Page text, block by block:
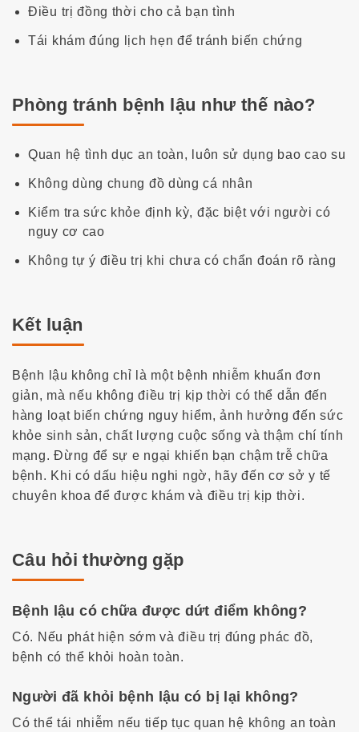
Điều trị đồng thời cho cả bạn tình
Tái khám đúng lịch hẹn để tránh biến chứng
Phòng tránh bệnh lậu như thế nào?
Quan hệ tình dục an toàn, luôn sử dụng bao cao su
Không dùng chung đồ dùng cá nhân
Kiểm tra sức khỏe định kỳ, đặc biệt với người có
nguy cơ cao
Không tự ý điều trị khi chưa có chẩn đoán rõ ràng
Kết luận
Bệnh lậu không chỉ là một bệnh nhiễm khuẩn đơn
giản, mà nếu không điều trị kịp thời có thể dẫn đến
hàng loạt biến chứng nguy hiểm, ảnh hưởng đến sức
khỏe sinh sản, chất lượng cuộc sống và thậm chí tính
mạng. Đừng để sự e ngại khiến bạn chậm trễ chữa
bệnh. Khi có dấu hiệu nghi ngờ, hãy đến cơ sở y tế
chuyên khoa để được khám và điều trị kịp thời.
Câu hỏi thường gặp
Bệnh lậu có chữa được dứt điểm không?
Có. Nếu phát hiện sớm và điều trị đúng phác đồ,
bệnh có thể khỏi hoàn toàn.
Người đã khỏi bệnh lậu có bị lại không?
Có thể tái nhiễm nếu tiếp tục quan hệ không an toàn